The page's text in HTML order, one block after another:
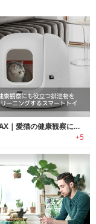
PURA MAX｜愛猫の健康観察にも役立つ排泄物をセルフクリーニングするスマートトイレ「ピュラマックス」
+5